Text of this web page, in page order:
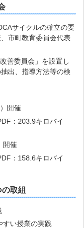
会
サイクルの確立の要
市町教育委員会代表
善委員会」を設置し
出、指導方法等の検
）開催
：203.9キロバイ
開催
：158.6キロバイ
取組
い授業の実践